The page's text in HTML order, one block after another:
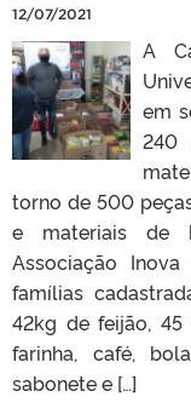
12/07/2021
A
em
240
torno de 500
e materiais de
Associação
famílias
42kg de feijão, 45
farinha, café,
sabonete e […]